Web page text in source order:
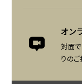
オン
対面
りの